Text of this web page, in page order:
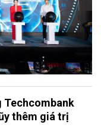
Techcombank
thêm giá trị